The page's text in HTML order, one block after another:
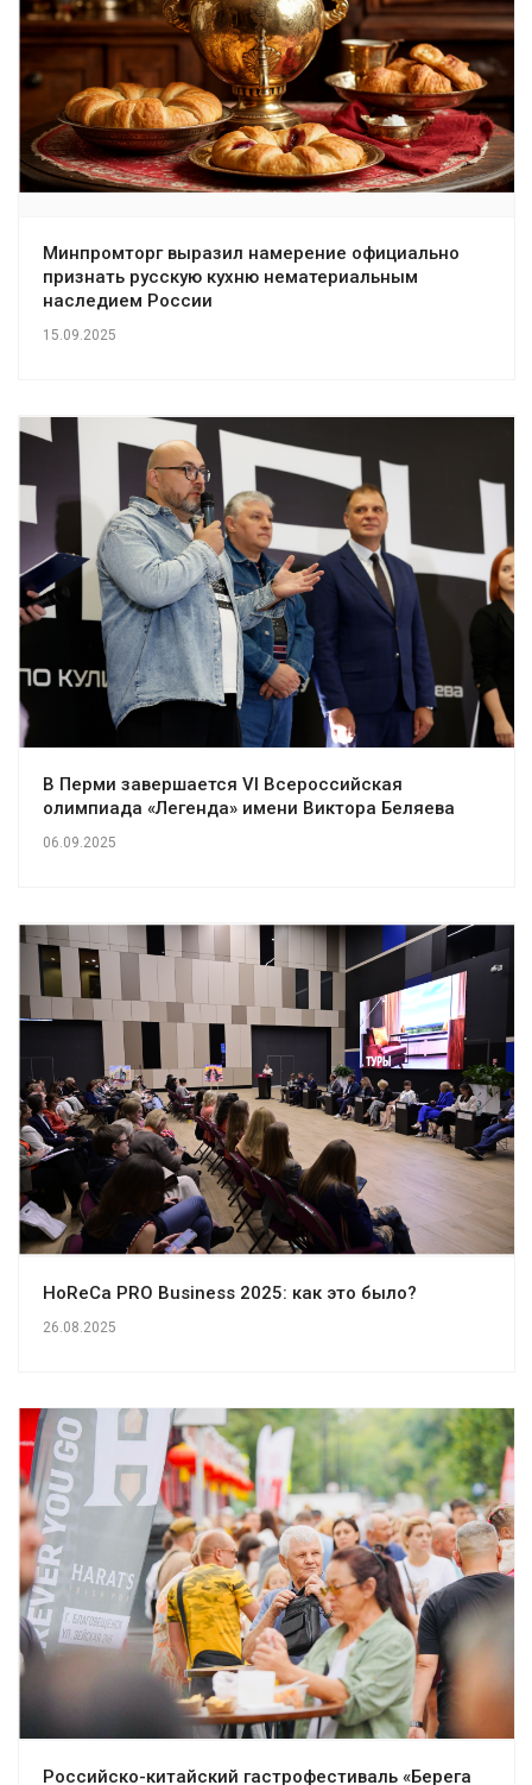
Минпромторг выразил намерение официально
признать русскую кухню нематериальным
наследием России
15.09.2025
В Перми завершается VI Всероссийская
олимпиада «Легенда» имени Виктора Беляева
06.09.2025
HoReCa PRO Business 2025: как это было?
26.08.2025
Российско-китайский гастрофестиваль «Берега